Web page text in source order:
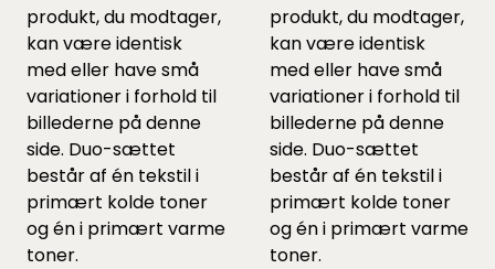
produkt, du modtager,
kan være identisk
med eller have små
variationer i forhold til
billederne på denne
side. Duo-sættet
består af én tekstil i
primært kolde toner
og én i primært varme
toner.
produkt, du modtager,
kan være identisk
med eller have små
variationer i forhold til
billederne på denne
side. Duo-sættet
består af én tekstil i
primært kolde toner
og én i primært varme
toner.